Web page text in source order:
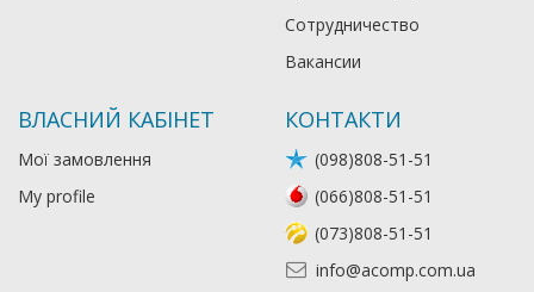
Сотрудничество
Вакансии
ВЛАСНИЙ КАБІНЕТ
Мої замовлення
My profile
КОНТАКТИ
(098)808-51-51
(066)808-51-51
(073)808-51-51
info@acomp.com.ua